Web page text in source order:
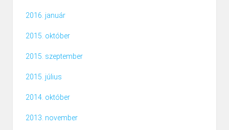
2016. január
2015. október
2015. szeptember
2015. július
2014. október
2013. november